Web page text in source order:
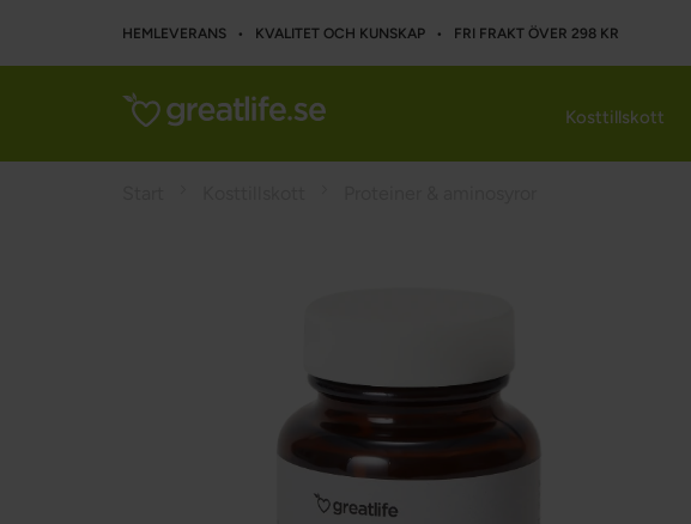
HEMLEVERANS • KVALITET OCH KUNSKAP • FRI FRAKT ÖVER 298 KR
Kosttillskott